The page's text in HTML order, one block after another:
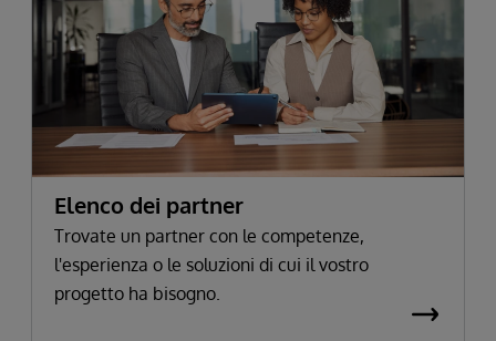
Elenco dei partner
Trovate un partner con le competenze,
l'esperienza o le soluzioni di cui il vostro
progetto ha bisogno.